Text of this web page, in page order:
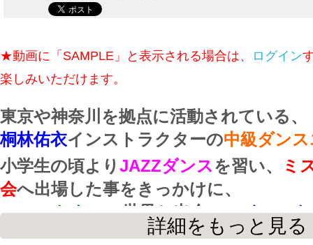
★動画に「SAMPLE」と表示される場合は、 ログイン
楽しみいただけます。
東京や神奈川を拠点に活動されている、
桐林佑衣インストラクターの中級ダン
小学生の頃より JAZZダンスを習い、
ミ
会へ出場した事をきっかけに、
フィットネスの世界と出会い、インス
した。
詳細をもっと見る